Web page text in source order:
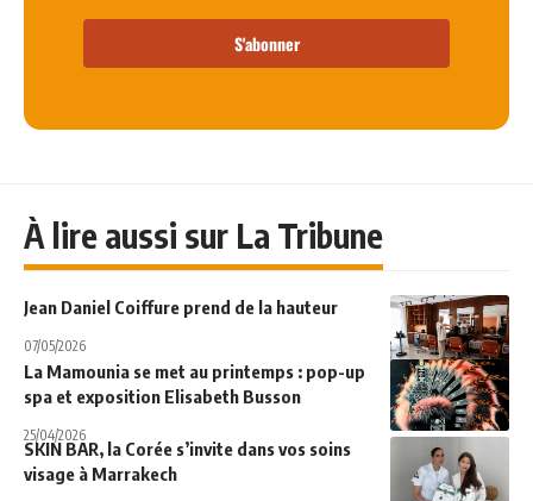
S'abonner
À lire aussi sur La Tribune
Jean Daniel Coiffure prend de la hauteur
07/05/2026
La Mamounia se met au printemps : pop-up
spa et exposition Elisabeth Busson
25/04/2026
SKIN BAR, la Corée s’invite dans vos soins
visage à Marrakech